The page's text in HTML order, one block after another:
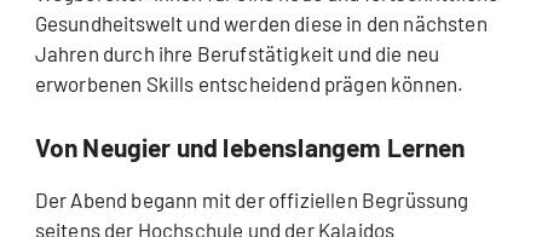
Gesundheitswelt und werden diese in den nächsten
Jahren durch ihre Berufstätigkeit und die neu
erworbenen Skills entscheidend prägen können.
Von Neugier und lebenslangem Lernen
Der Abend begann mit der offiziellen Begrüssung
seitens der Hochschule und der Kalaidos